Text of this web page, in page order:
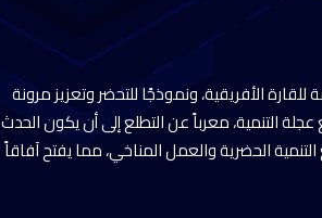
الأفريقية، ونموذجًا للتحضر وتعزيز مرونة
التنمية، معرباً عن التطلع إلى أن يكون الحدث
الحضرية والعمل المناخي، مما يفتح آفاقاً